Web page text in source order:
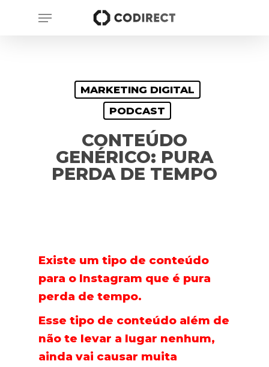
Menu
MARKETING DIGITAL
PODCAST
CONTEÚDO
GENÉRICO: PURA
PERDA DE TEMPO
Existe um tipo de conteúdo
para o Instagram que é pura
perda de tempo.
Esse tipo de conteúdo além de
não te levar a lugar nenhum,
ainda vai causar muita